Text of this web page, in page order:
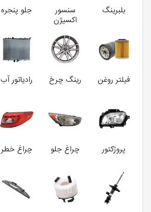
بلبرینگ
سنسور
اکسیژن
جلو پنجره
فیلتر روغن رینگ چرخ رادیاتور آب
پروژکتور چراغ جلو چراغ خطر